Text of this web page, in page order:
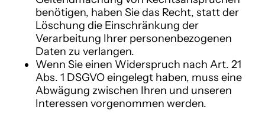
benötigen, haben Sie das Recht, statt der
Löschung die Einschränkung der
Verarbeitung Ihrer personenbezogenen
Daten zu verlangen.
Wenn Sie einen Widerspruch nach Art. 21
Abs. 1 DSGVO eingelegt haben, muss eine
Abwägung zwischen Ihren und unseren
Interessen vorgenommen werden.